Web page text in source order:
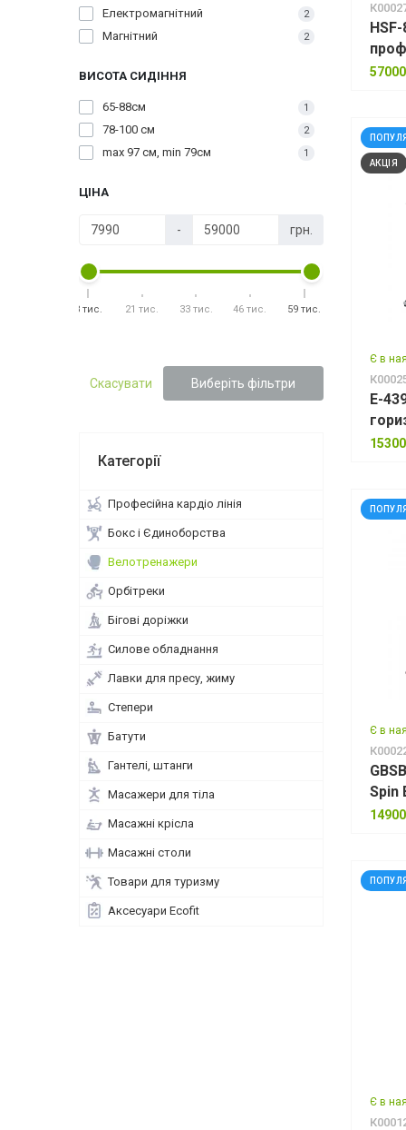
Електромагнітний 2
Магнітний 2
ВИСОТА СИДІННЯ
65-88см 1
78-100 см 2
max 97 см, min 79см 1
ЦІНА
- грн.
8 тис. 21 тис. 33 тис. 46 тис. 59 тис.
Скасувати Виберіть фільтри
Категорії
Професійна кардіо лінія
Бокс і Єдиноборства
Велотренажери
Орбітреки
Бігові доріжки
Силове обладнання
Лавки для пресу, жиму
Степери
Батути
Гантелі, штанги
Масажери для тіла
Масажні крісла
Масажні столи
Товари для туризму
Аксесуари Ecofit
АКЦІЯ
Є в
E-
Є в
Spin
Є в